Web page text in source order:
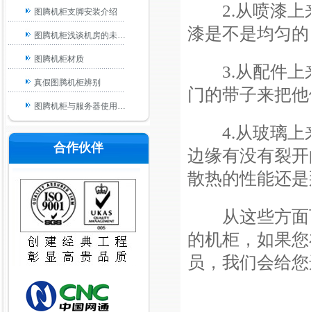
2.从喷漆
漆是不是均匀
3.从配件
门的带子来把
4.从玻璃
边缘有没有裂
散热的性能还
从这些方面
的机柜，如果
员，我们会给
好的机房要做到哪些保…
炎热的夏季图腾机柜散…
四川图腾机柜|成都图腾…
图腾机柜支脚安装介绍
图腾机柜浅谈机房的未…
图腾机柜材质
真假图腾机柜辨别
图腾机柜与服务器使用…
图腾机柜的质量是过硬…
图腾机柜网孔门的一些…
机柜常见的三种理线工…
从哪些方面可以看出这…
图腾机柜厂家在生产机…
合作伙伴